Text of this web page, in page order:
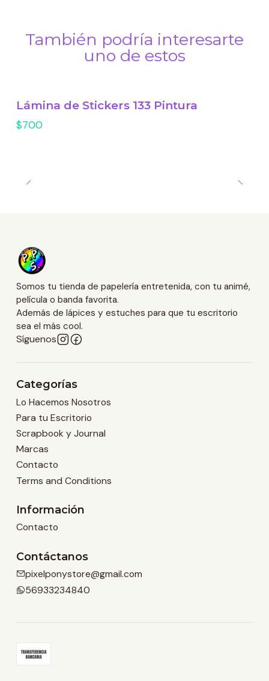
También podría interesarte
uno de estos
Lámina de Stickers 133 Pintura
$700
Somos tu tienda de papelería entretenida, con tu animé,
película o banda favorita.
Además de lápices y estuches para que tu escritorio
sea el más cool.
Síguenos
Categorías
Lo Hacemos Nosotros
Para tu Escritorio
Scrapbook y Journal
Marcas
Contacto
Terms and Conditions
Información
Contacto
Contáctanos
pixelponystore@gmail.com
56933234840